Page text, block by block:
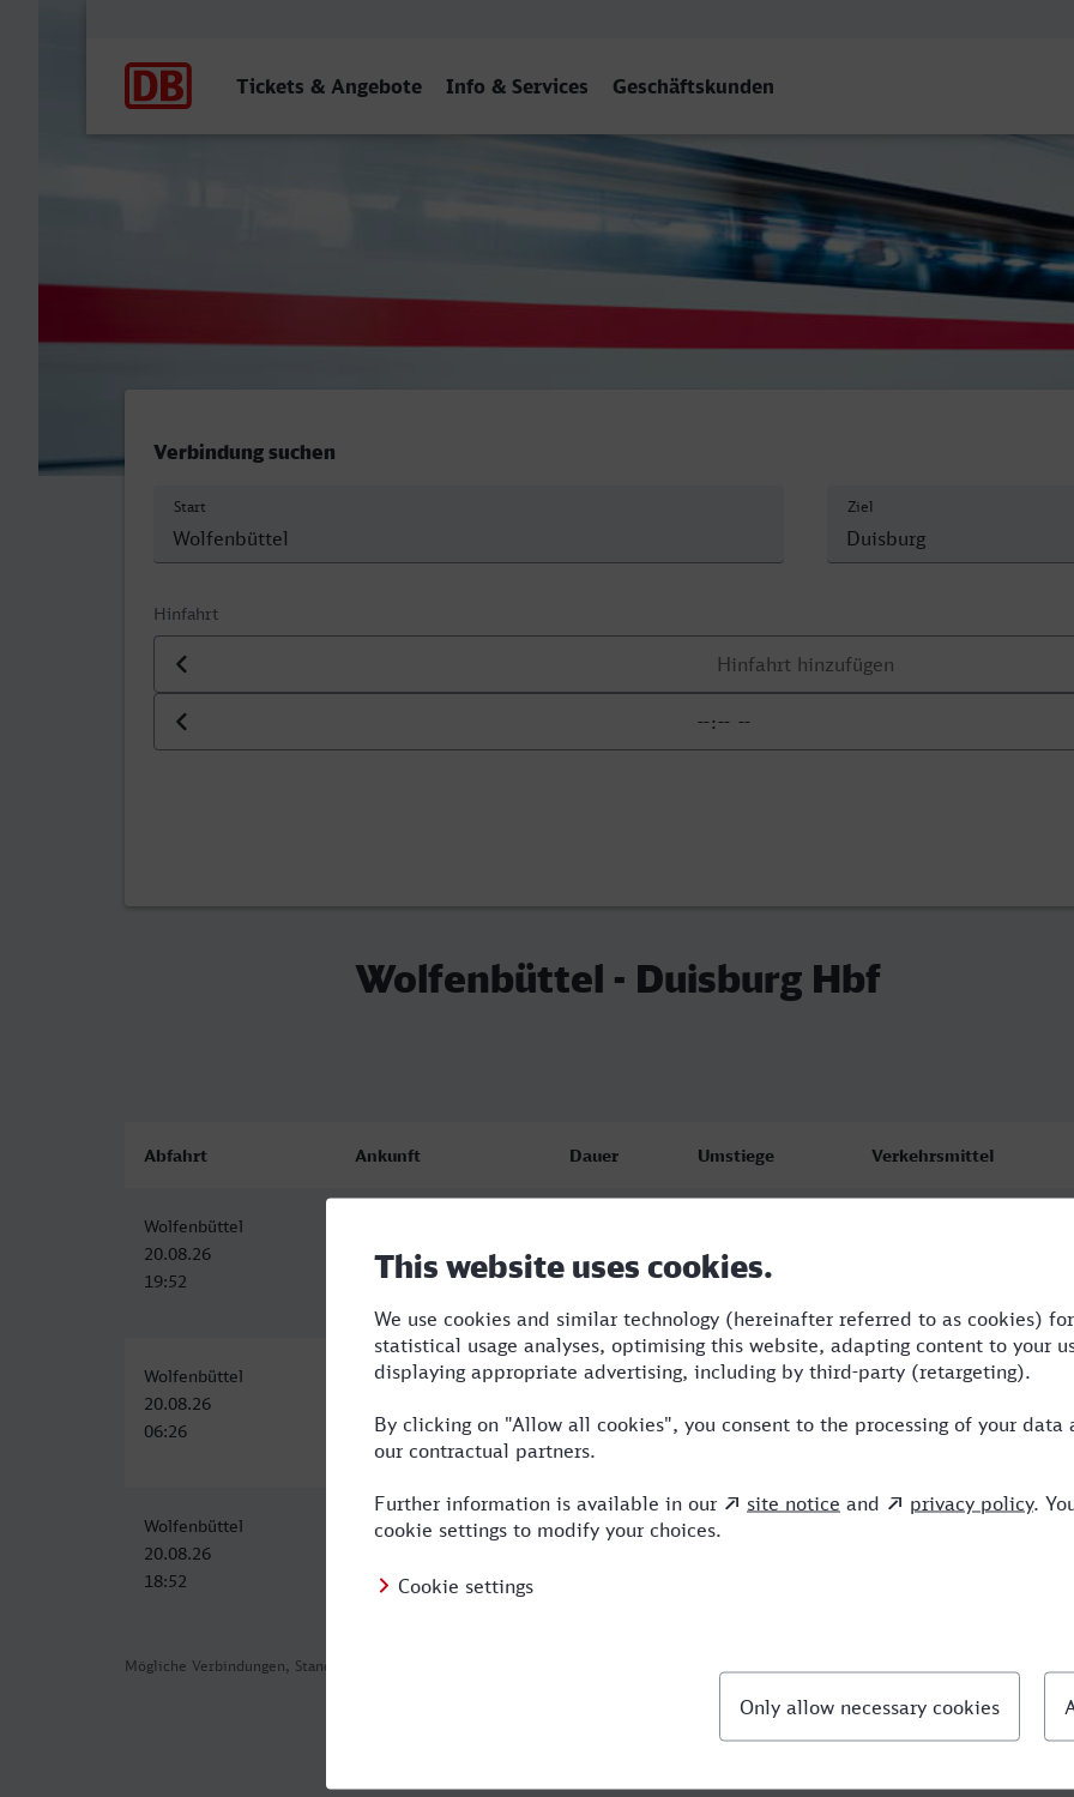
Tickets & Angebote Info & Services Geschäftskunden
Wolfenbüttel - Duisburg Hbf
Verbindung suchen
Start Ziel
Hinfahrt
Datum der Hinfahrt
Uhrzeit der Hinfahrt
Wolfenbüttel - Duisburg Hbf
Mögliche Verbindungen, Stand: 2026-08-06 03:19
Abfahrt Ankunft Dauer Umstiege Verkehrsmittel
Wolfenbüttel
20.08.26
19:52
20.08.26
23:48
Wolfenbüttel
20.08.26
06:26
Duisburg Hbf
11:44
5:18 3 RB,ERX,ICE,NX
Wolfenbüttel
20.08.26
18:52
Duisburg Hbf
22:51
3:59 2